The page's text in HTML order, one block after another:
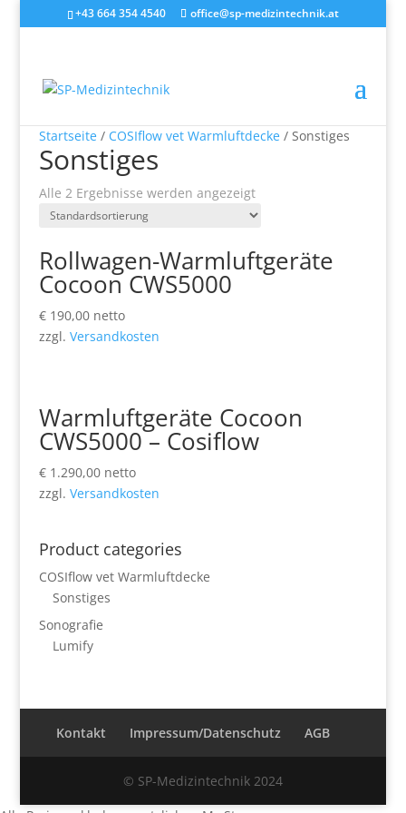
+43 664 354 4540 office@sp-medizintechnik.at
Startseite/ COSIflow vet Warmluftdecke/ Sonstiges
Sonstiges
Alle 2 Ergebnisse werden angezeigt
Rollwagen-Warmluftgeräte
Cocoon CWS5000
€190,00 netto
zzgl. Versandkosten
Warmluftgeräte Cocoon
CWS5000 – Cosiflow
€1.290,00 netto
zzgl. Versandkosten
Product categories
COSIflow vet Warmluftdecke
Sonstiges
Sonografie
Lumify
Kontakt Impressum/Datenschutz AGB
© SP-Medizintechnik 2024